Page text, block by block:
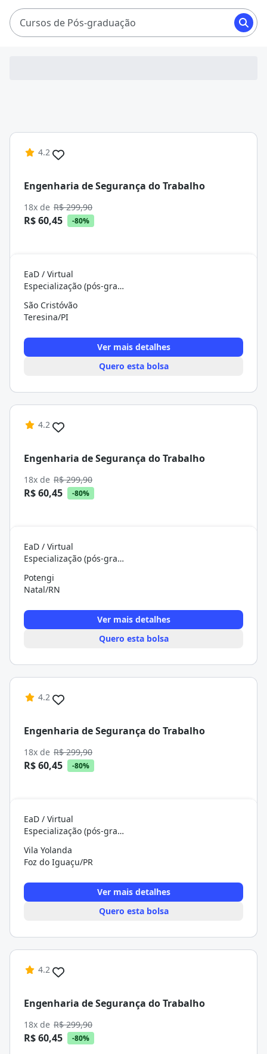
Cursos de Pós-graduação
4.2
Engenharia de Segurança do Trabalho
18x de R$ 299,90
R$ 60,45 -80%
EaD / Virtual
Especialização (pós-graduação)
São Cristóvão
Teresina/PI
Ver mais detalhes
Quero esta bolsa
4.2
Engenharia de Segurança do Trabalho
18x de R$ 299,90
R$ 60,45 -80%
EaD / Virtual
Especialização (pós-graduação)
Potengi
Natal/RN
Ver mais detalhes
Quero esta bolsa
4.2
Engenharia de Segurança do Trabalho
18x de R$ 299,90
R$ 60,45 -80%
EaD / Virtual
Especialização (pós-graduação)
Vila Yolanda
Foz do Iguaçu/PR
Ver mais detalhes
Quero esta bolsa
4.2
Engenharia de Segurança do Trabalho
18x de R$ 299,90
R$ 60,45 -80%